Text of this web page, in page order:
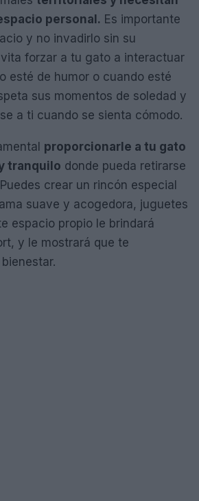
personal. Es importante
y no invadirlo sin su
forzar a tu gato a interactuar
esté de humor o cuando esté
sus momentos de soledad y
a ti cuando se sienta cómodo.
proporcionarle a tu gato
tranquilo donde pueda retirarse
crear un rincón especial
suave y acogedora, juguetes
espacio propio le brindará
y le mostrará que te